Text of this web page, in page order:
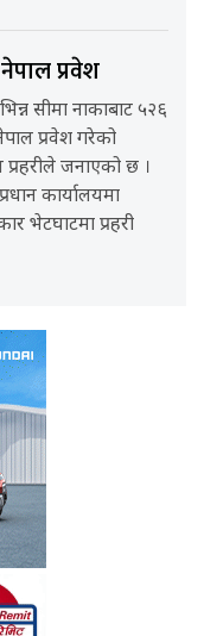
प्रवेश
सीमा नाकाबाट ५२६
प्रवेश गरेको
जनाएको छ ।
कार्यालयमा
भेटघाटमा प्रहरी